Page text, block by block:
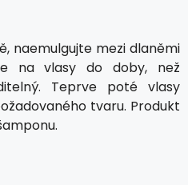
naemulgujte mezi dlaněmi
na vlasy do doby, než
Teprve poté vlasy
tvaru. Produkt